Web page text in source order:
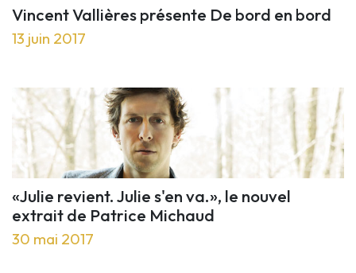
Vincent Vallières présente De bord en bord
13 juin 2017
«Julie revient. Julie s'en va.», le nouvel
extrait de Patrice Michaud
30 mai 2017